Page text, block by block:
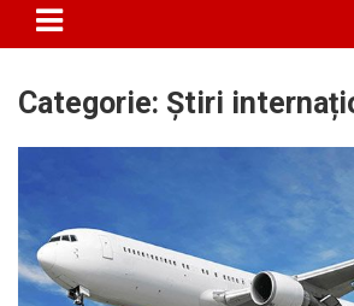
Categorie: Știri